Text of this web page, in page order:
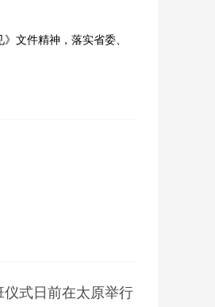
文件精神，落实省委、
式日前在太原举行